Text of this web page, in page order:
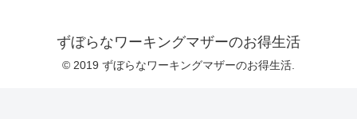
ずぼらなワーキングマザーのお得生活
© 2019 ずぼらなワーキングマザーのお得生活.